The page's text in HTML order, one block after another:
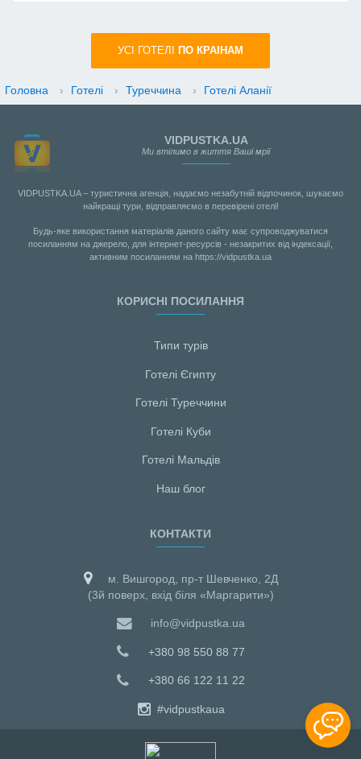
УСI ГОТЕЛІ ПО КРАIНАМ
Головна › Готелі › Туреччина › Готелі Аланії
VIDPUSTKA.UA
Ми втілимо в життя Ваші мрії
VIDPUSTKA.UA – туристична агенція, надаємо незабутній відпочинок, шукаємо
найкращі тури, відправляємо в перевірені отелі!
Будь-яке використання матеріалів даного сайту має супроводжуватися
посиланням на джерело, для інтернет-ресурсів - незакритих від індексації,
активним посиланням на https://vidpustka.ua
КОРИСНІ ПОСИЛАННЯ
Типи турів
Готелі Єгипту
Готелі Туреччини
Готелі Куби
Готелі Мальдiв
Наш блог
КОНТАКТИ
м. Вишгород, пр-т Шевченко, 2Д
(3й поверх, вхід біля «Маргарити»)
info@vidpustka.ua
+380 98 550 88 77
+380 66 122 11 22
#vidpustkaua